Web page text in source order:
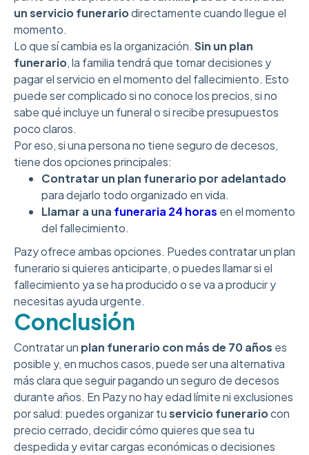
un servicio funerariodirectamente cuando llegue el
momento.
Lo que sí cambia es la organización. Sin un plan
funerario, la familia tendrá que tomar decisiones y
pagar el servicio en el momento del fallecimiento. Esto
puede ser complicado si no conoce los precios, si no
sabe qué incluye un funeral o si recibe presupuestos
poco claros.
Por eso, si una persona no tiene seguro de decesos,
tiene dos opciones principales:
Contratar un plan funerario por adelantado
para dejarlo todo organizado en vida.
Llamar a una funeraria 24 horas en el momento
del fallecimiento.
Pazy ofrece ambas opciones. Puedes contratar un plan
funerario si quieres anticiparte, o puedes llamar si el
fallecimiento ya se ha producido o se va a producir y
necesitas ayuda urgente.
Conclusión
Contratar un plan funerario con más de 70 años es
posible y, en muchos casos, puede ser una alternativa
más clara que seguir pagando un seguro de decesos
durante años. En Pazy no hay edad límite ni exclusiones
por salud: puedes organizar tuservicio funerariocon
precio cerrado, decidir cómo quieres que sea tu
despedida y evitar cargas económicas o decisiones